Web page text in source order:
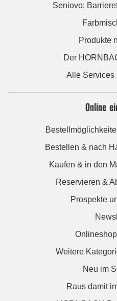
Seniovo:
Produkte
Der
Alle Services
Online
Bestellen & nach
Kaufen & in den
Reservieren &
Prospekte
Weitere
Neu im
Raus damit